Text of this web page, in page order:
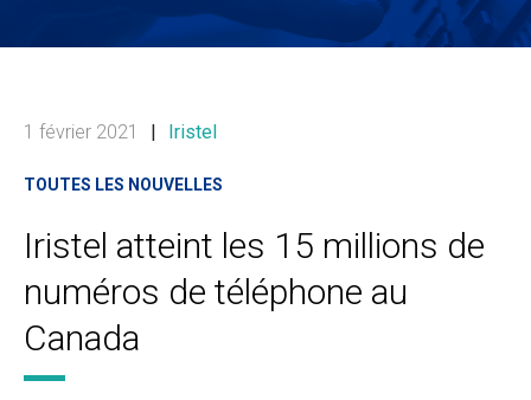
1 février 2021 | Iristel
TOUTES LES NOUVELLES
Iristel atteint les 15 millions de
numéros de téléphone au
Canada